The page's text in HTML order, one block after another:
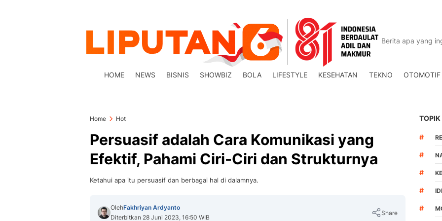
HOME NEWS BISNIS SHOWBIZ BOLA LIFESTYLE KESEHATAN TEKNO OTOMOTIF
Home Hot
Persuasif adalah Cara Komunikasi yang
Efektif, Pahami Ciri-Ciri dan Strukturnya
Ketahui apa itu persuasif dan berbagai hal di dalamnya.
OlehFakhriyan Ardyanto
Diterbitkan 28 Juni 2023, 16:50 WIB
Share
TOPIK
#
#
#
#
#